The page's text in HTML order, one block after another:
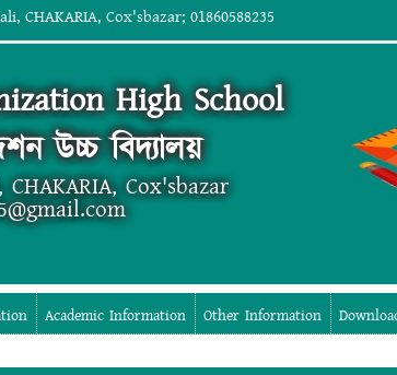
CHAKARIA, Cox'sbazar; 01860588235
High School
উচ্চ বিদ্যালয়
Cox'sbazar
Academic Information Other Information